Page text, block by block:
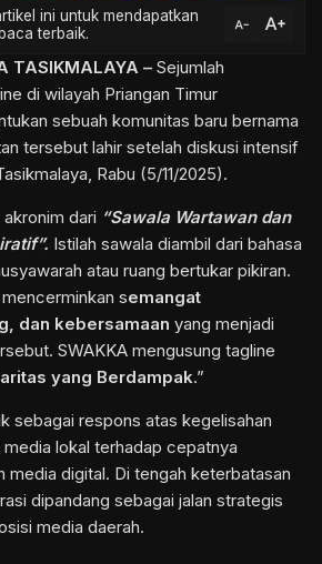
ini untuk mendapatkan
terbaik.
text_decrease text_increase
TASIKMALAYA – Sejumlah
di wilayah Priangan Timur
sebuah komunitas baru bernama
tersebut lahir setelah diskusi intensif
, Rabu (5/11/2025).
dari “Sawala Wartawan dan
Istilah sawala diambil dari bahasa
atau ruang bertukar pikiran.
semangat
dan kebersamaan yang menjadi
SWAKKA mengusung tagline
yang Berdampak.”
sebagai respons atas kegelisahan
lokal terhadap cepatnya
media digital. Di tengah keterbatasan
dipandang sebagai jalan strategis
media daerah.